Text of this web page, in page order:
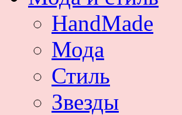
HandMade
Мода
Стиль
Звезды